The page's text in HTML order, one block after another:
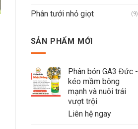
Phân tưới nhỏ giọt (9)
SẢN PHẨM MỚI
Phân bón GA3 Đức -
kéo mầm bông
mạnh và nuôi trái
vượt trội
Liên hệ ngay